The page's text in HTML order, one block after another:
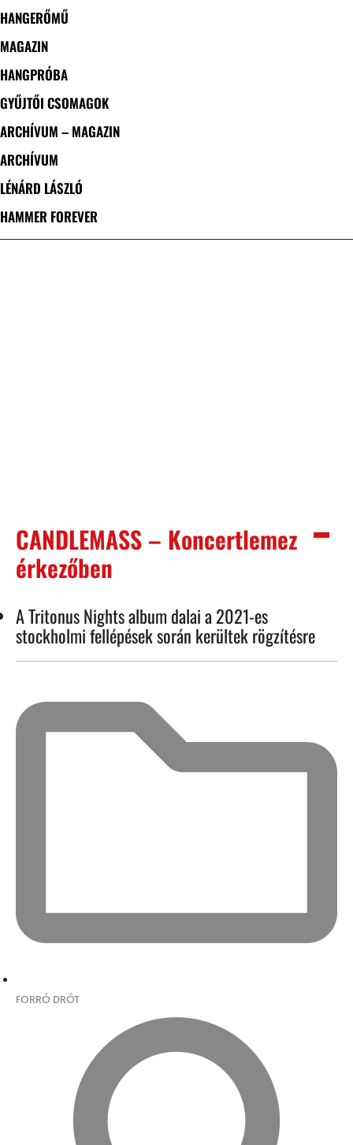
HANGERŐMŰ
MAGAZIN
HANGPRÓBA
GYŰJTŐI CSOMAGOK
ARCHÍVUM – MAGAZIN
ARCHÍVUM
LÉNÁRD LÁSZLÓ
HAMMER FOREVER
CANDLEMASS – Koncertlemez
érkezőben
A Tritonus Nights album dalai a 2021-es
stockholmi fellépések során kerültek rögzítésre
FORRÓ DRÓT